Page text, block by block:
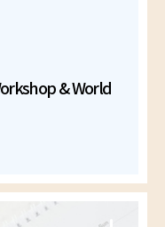
& World